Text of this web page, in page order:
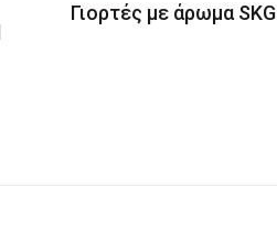
Γιορτές με άρωμα SKG